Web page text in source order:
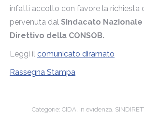
infatti accolto con favore la richiesta
pervenuta dal Sindacato
Direttivo della CONSOB.
Leggi il comunicato diramato
Rassegna Stampa
Categorie: CIDA, In evidenza,